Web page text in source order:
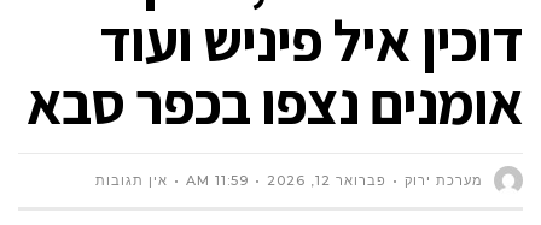
דוכין איל פיניש ועוד
אומנים נצפו בכפר סבא
מערכת ירוק פברואר 12, 2026 11:59 AM אין תגובות